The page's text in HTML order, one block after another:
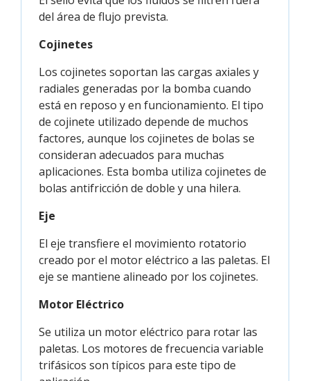
del área de flujo prevista.
Cojinetes
Los cojinetes soportan las cargas axiales y
radiales generadas por la bomba cuando
está en reposo y en funcionamiento. El tipo
de cojinete utilizado depende de muchos
factores, aunque los cojinetes de bolas se
consideran adecuados para muchas
aplicaciones. Esta bomba utiliza cojinetes de
bolas antifricción de doble y una hilera.
Eje
El eje transfiere el movimiento rotatorio
creado por el motor eléctrico a las paletas. El
eje se mantiene alineado por los cojinetes.
Motor Eléctrico
Se utiliza un motor eléctrico para rotar las
paletas. Los motores de frecuencia variable
trifásicos son típicos para este tipo de